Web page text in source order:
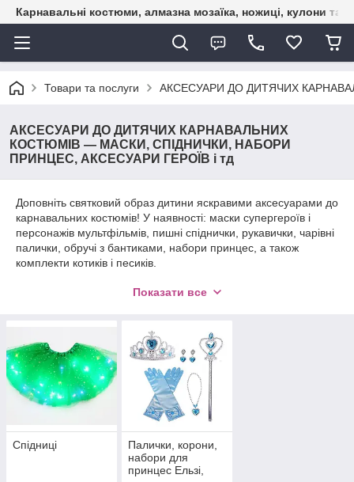
Карнавальні костюми, алмазна мозаїка, ножиці, кулони та
Товари та послуги АКСЕСУАРИ ДО ДИТЯЧИХ
АКСЕСУАРИ ДО ДИТЯЧИХ КАРНАВАЛЬНИХ
КОСТЮМІВ — МАСКИ, СПІДНИЧКИ, НАБОРИ
ПРИНЦЕС, АКСЕСУАРИ ГЕРОЇВ і тд
Доповніть святковий образ дитини яскравими аксесуарами до
карнавальних костюмів! У наявності: маски супергероїв і
персонажів мультфільмів, пишні спіднички, рукавички, чарівні
палички, обручі з бантиками, набори принцес, а також
комплекти котиків і песиків.
навіть без повного костюма!
Подаруйте дитині радість гри та казкового перевтілення —
легко і з задоволенням!
Показати все
Спідниці
Палички, корони,
набори для
принцес Ельзі,